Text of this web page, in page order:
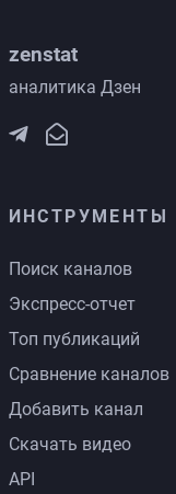
zenstat
аналитика Дзен
ИНСТРУМЕНТЫ
Поиск каналов
Экспресс-отчет
Топ публикаций
Сравнение каналов
Добавить канал
Скачать видео
API